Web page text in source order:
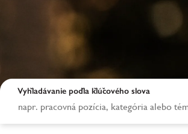
Vyhľadávanie podľa kľúčového slova